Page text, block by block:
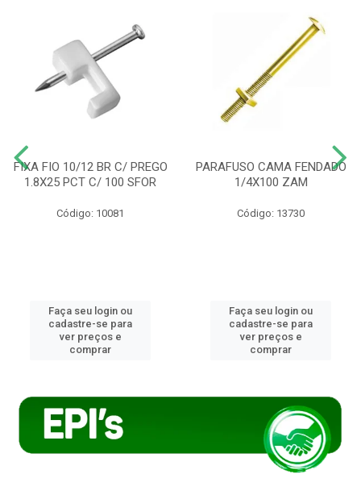
FIXA FIO 10/12 BR C/ PREGO
1.8X25 PCT C/ 100 SFOR
Código: 10081
Faça seu login ou
cadastre-se para
ver preços e
comprar
PARAFUSO CAMA FENDADO
1/4X100 ZAM
Código: 13730
Faça seu login ou
cadastre-se para
ver preços e
comprar